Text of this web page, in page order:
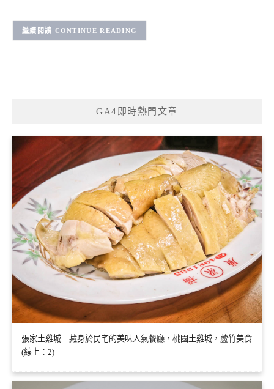
CONTINUE READING
GA4即時熱門文章
張家土雞城｜藏身於民宅的美味人氣餐廳，桃園土雞城，蘆竹美食
(線上：2)